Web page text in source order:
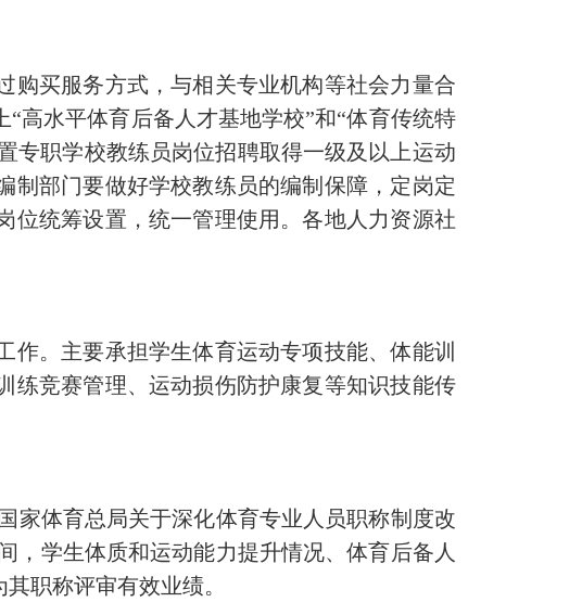
买服务方式，与相关专业机构等社会力量合
高水平体育后备人才基地学校”和“体育传统特
专职学校教练员岗位招聘取得一级及以上运动
制部门要做好学校教练员的编制保障，定岗定
位统筹设置，统一管理使用。各地人力资源社
。主要承担学生体育运动专项技能、体能训
练竞赛管理、运动损伤防护康复等知识技能传
体育总局关于深化体育专业人员职称制度改
，学生体质和运动能力提升情况、体育后备人
其职称评审有效业绩。